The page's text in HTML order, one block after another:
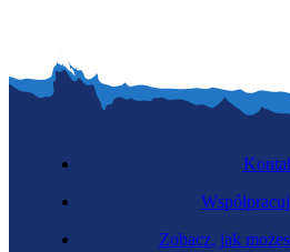
Zobacz, jak